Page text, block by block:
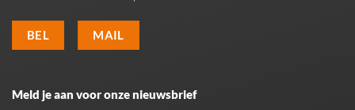
BEL MAIL
Meld je aan voor onze nieuwsbrief